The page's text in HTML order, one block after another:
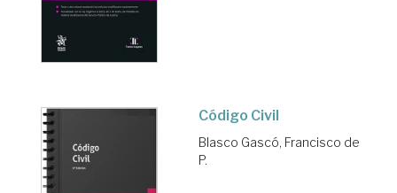
Código Civil
Blasco Gascó, Francisco de
P.